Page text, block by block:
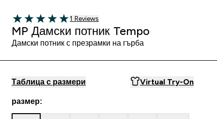
5 out of 5 stars
1 Ревюта
1 Reviews
MP Дамски потник Tempo
Дамски потник с презрамки на гърба
Таблица с размери Virtual Try-On
размер: